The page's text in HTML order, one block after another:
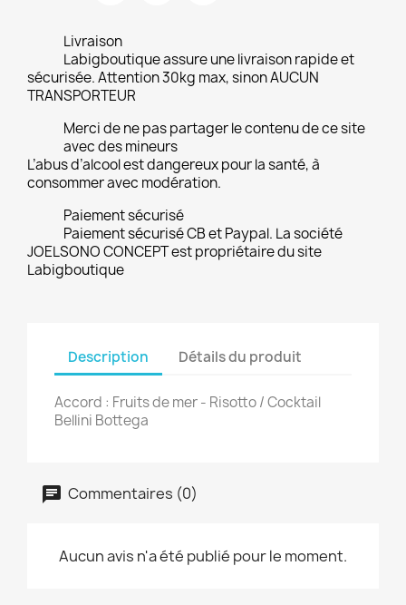
Livraison
Labigboutique assure une livraison rapide et
sécurisée. Attention 30kg max, sinon AUCUN
TRANSPORTEUR
Merci de ne pas partager le contenu de ce site
avec des mineurs
L’abus d’alcool est dangereux pour la santé, à
consommer avec modération.
Paiement sécurisé
Paiement sécurisé CB et Paypal. La société
JOELSONO CONCEPT est propriétaire du site
Labigboutique
Description Détails du produit
Accord : Fruits de mer - Risotto / Cocktail
Bellini Bottega
Commentaires (0)
Aucun avis n'a été publié pour le moment.